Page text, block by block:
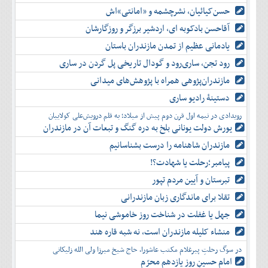
حسن‌کیائیان، نشرچشمه و «امانتی»اش
آقاحسن بادکوبه ای، اردشیر برزگر و روزگارشان
یادمانی عظیم از تمدن مازندران باستان
رود تجن، ساری‌رود و گودال تاریخی پل گردن در ساری
مازندران‌پژوهی همراه با پژوهش‌های میدانی
دستینۀ رادیو ساری
رویدادی در نیمه اول قرن دوم پیش از میلاد؛ به قلم درویش‌علی کولاییان
یورش دولت یونانی بلخ به دره گنگ و تبعات آن در مازندران
مازندران شاهنامه را درست بشناسانیم
پیامبر؛رحلت یا شهادت؟!
تبرستان و آیین مردم تپور
تقلا برای ماندگاری زبان مازندرانی
جهل یا غفلت در شناخت روز خاموشی نیما
منشاء کلیله مازندران است، نه شبه قاره هند
در سوگ رحلتِ پیرغلام مکتب عاشورا، حاج شیخ میرزا ولی الله زلیکانی
امام حسینِ روز یازدهم محرّم